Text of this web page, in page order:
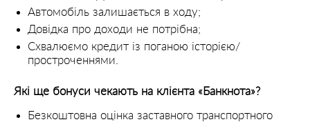
Автомобіль залишається в ходу;
Довідка про доходи не потрібна;
Схвалюємо кредит із поганою історією/
простроченнями.
Які ще бонуси чекають на клієнта «Банкнота»?
Безкоштовна оцінка заставного транспортного